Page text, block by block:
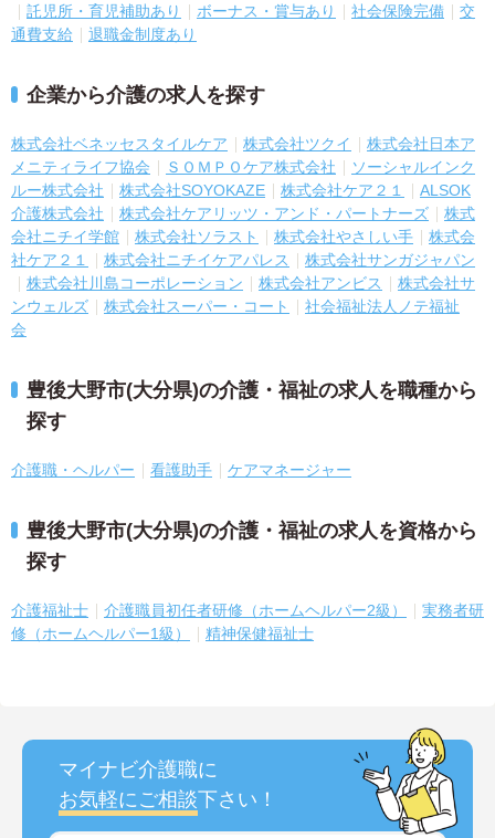
託児所・育児補助あり
ボーナス・賞与あり 社会保険完備
交
通費支給
退職金制度あり
企業から介護の求人を探す
株式会社ベネッセスタイルケア 株式会社ツクイ
株式会社日本ア
メニティライフ協会
ＳＯＭＰＯケア株式会社
ソーシャルインク
ルー株式会社
株式会社SOYOKAZE 株式会社ケア２１
ALSOK
介護株式会社
株式会社ケアリッツ・アンド・パートナーズ
株式
会社ニチイ学館
株式会社ソラスト 株式会社やさしい手
株式会
社ケア２１
株式会社ニチイケアパレス
株式会社サンガジャパン
株式会社川島コーポレーション
株式会社アンビス
株式会社サ
ンウェルズ
株式会社スーパー・コート
社会福祉法人ノテ福祉
会
豊後大野市(大分県)の介護・福祉の求人を職種から
探す
介護職・ヘルパー 看護助手 ケアマネージャー
豊後大野市(大分県)の介護・福祉の求人を資格から
探す
介護福祉士 介護職員初任者研修（ホームヘルパー2級）
実務者研
修（ホームヘルパー1級）
精神保健福祉士
マイナビ介護職に
お気軽にご相談下さい！